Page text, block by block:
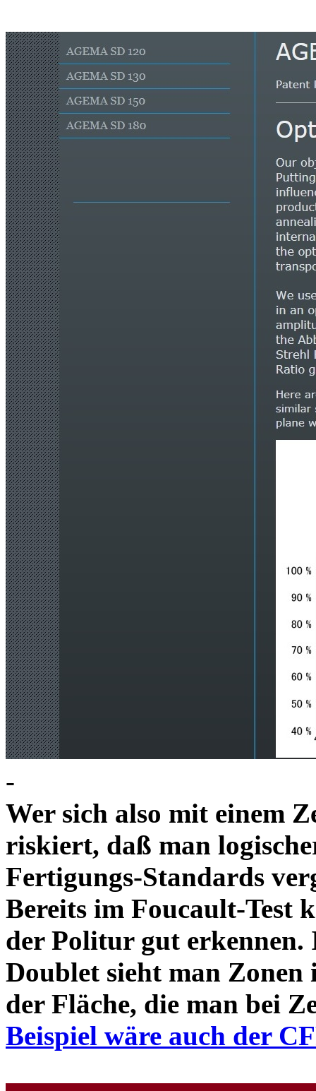
-
Wer sich also mit einem
riskiert, daß man
Fertigungs-Standards
Bereits im Foucault-Test
der Politur gut
Doublet sieht man Zonen
der Fläche, die man bei
Beispiel wäre auch der